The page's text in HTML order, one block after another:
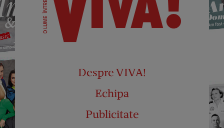
Despre VIVA!
Echipa
Publicitate